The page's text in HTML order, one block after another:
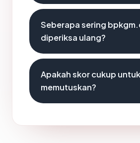
Seberapa sering
diperiksa ulang?
Apakah skor cukup untuk
memutuskan?